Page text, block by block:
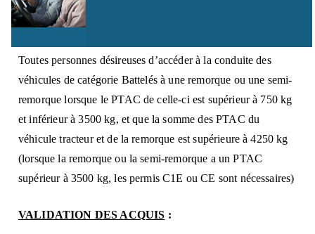
PERSONNES CONCERNÉES
Toutes personnes désireuses d’accéder à la conduite des
véhicules de catégorie Battelés à une remorque ou une semi-
remorque lorsque le PTAC de celle-ci est supérieur à 750 kg
et inférieur à 3500 kg, et que la somme des PTAC du
véhicule tracteur et de la remorque est supérieure à 4250 kg
(lorsque la remorque ou la semi-remorque a un PTAC
supérieur à 3500 kg, les permis C1E ou CE sont nécessaires)
VALIDATION DES ACQUIS :